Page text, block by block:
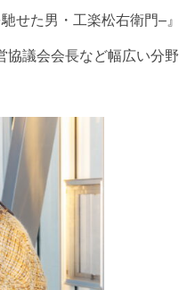
せた男・工楽松右衛門–
議会会長など幅広い分野